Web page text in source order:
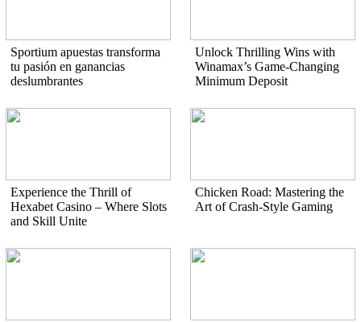
Sportium apuestas transforma
tu pasión en ganancias
deslumbrantes
Unlock Thrilling Wins with
Winamax’s Game-Changing
Minimum Deposit
Experience the Thrill of
Hexabet Casino – Where Slots
and Skill Unite
Chicken Road: Mastering the
Art of Crash-Style Gaming